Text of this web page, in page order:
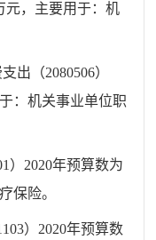
元， 主要用于：机
出 （2080506）
：机关事业单位职
） 2020年预算数为
保险。
） 2020年预算数